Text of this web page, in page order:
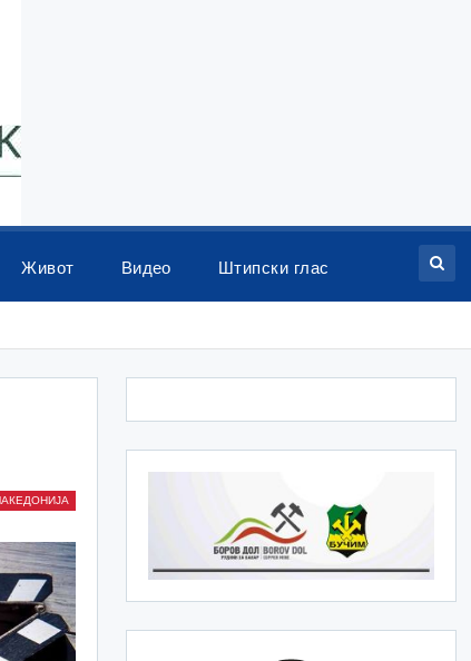
Живот Видео Штипски глас